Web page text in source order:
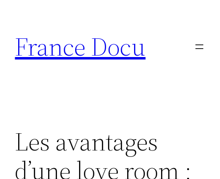
contenu
France Docu
Les avantages
d’une love room :